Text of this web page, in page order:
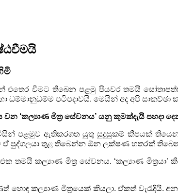
එතෙර වීමට තිබෙන පළමු පියවර තමයි
ධම්මානුධම්ම පටිපදාවයි. මෙයින් අද අපි සාකච්ඡා
වන ‘කල්‍යාණ මිත්‍ර සේවනය’ යනු කුමක්දැයි පහදා
පළමුව ඇතිකරගත යුතු සුදුසුකම් කීපයක්
පුද්ගලයා තුළ තිබෙන්න ඕන ලක්ෂණ හතරක්
තමයි කල්‍යාණ මිත්‍ර සේවනය. ‘කල්‍යාණ මිත්‍රයා’
හොඳ කල්‍යාණ මිත්‍රයෙක් කියලා. ඒකත් වැරැදියි.